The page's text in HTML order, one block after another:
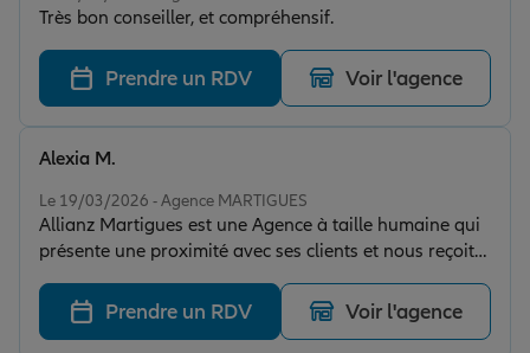
Très bon conseiller, et compréhensif.
Prendre un RDV Voir l'agence
Le 19/03/2026 - Agence MARTIGUES
Allianz Martigues est une Agence à taille humaine qui
présente une proximité avec ses clients et nous reçoit
avec des conseils personnalisés et ciblés . Suivie depuis
quelques année en particulier mais aussi en
professionnelle , je recommande l’agence de MR
Alexia M.
Prendre un RDV Voir l'agence